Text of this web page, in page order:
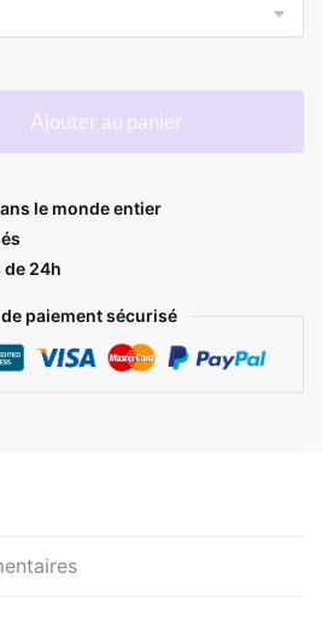
Ajouter au panier
le monde entier
de 24h
paiement sécurisé